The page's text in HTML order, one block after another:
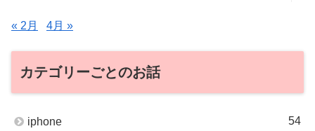
« 2月 4月 »
カテゴリーごとのお話
iphone 54